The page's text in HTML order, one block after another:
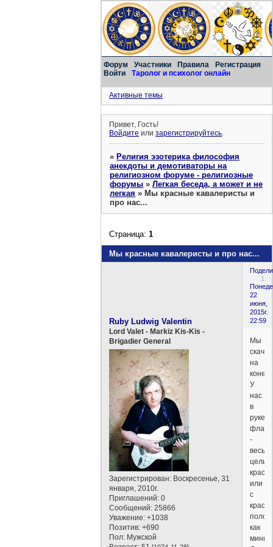
Форум Участники Правила
Регистрация
Войти
Таролог и психолог онлайн
Активные темы
Привет, Гость!
Войдите илизарегистрируйтесь.
»Религия эзотерика философия
анекдоты и демотиваторы на
религиозном форуме - религиозные
форумы »Легкая беседа, а может и не
легкая »Мы красные кавалеристы и
про нас...
Мы красные кавалеристы и про нас...
Страница:1
1
22
июня,
2015г.
22:59
Ruby Ludwig Valentin
Lord Valet - Markiz Kis-Kis -
Brigadier General
Зарегистрирован: Воскресенье, 31
января, 2010г.
Приглашений: 0
Сообщений: 25866
Уважение: +1038
Позитив: +690
Пол: Мужской
Мы
скачем
на
коне.
У
нас
в
руке
флаг
-
весь
или
с
как